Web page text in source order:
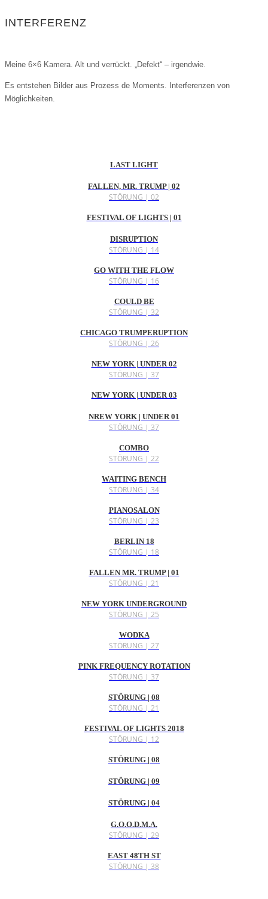
INTERFERENZ
Meine 6×6 Kamera. Alt und verrückt. „Defekt“ – irgendwie.
Es entstehen Bilder aus Prozess de Moments. Interferenzen von
Möglichkeiten.
LAST LIGHT
FALLEN, MR. TRUMP | 02
STÖRUNG | 02
FESTIVAL OF LIGHTS | 01
DISRUPTION
STÖRUNG | 14
GO WITH THE FLOW
STÖRUNG | 16
COULD BE
STÖRUNG | 32
CHICAGO TRUMPERUPTION
STÖRUNG | 26
NEW YORK | UNDER 02
STÖRUNG | 37
NEW YORK | UNDER 03
NREW YORK | UNDER 01
STÖRUNG | 37
COMBO
STÖRUNG | 22
WAITING BENCH
STÖRUNG | 34
PIANOSALON
STÖRUNG | 23
BERLIN 18
STÖRUNG | 18
FALLEN MR. TRUMP | 01
STÖRUNG | 21
NEW YORK UNDERGROUND
STÖRUNG | 25
WODKA
STÖRUNG | 27
PINK FREQUENCY ROTATION
STÖRUNG | 37
STÖRUNG | 08
STÖRUNG | 21
FESTIVAL OF LIGHTS 2018
STÖRUNG | 12
STÖRUNG | 08
STÖRUNG | 09
STÖRUNG | 04
G.O.O.D.M.A.
STÖRUNG | 29
EAST 48TH ST
STÖRUNG | 38